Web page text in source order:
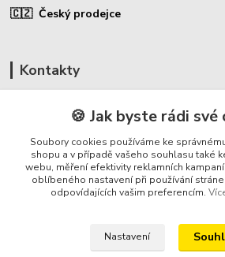
🇨🇿 Český prodejce
Kontakty
🛡️ Zákaznická podpora
📞 728 007 997
⏰ Po-Pá - 7:00 - 13:30
info@repulse.cz
🍪 Jak byste rádi své
Soubory cookies používáme ke
shopu a v případě vašeho souhlasu také
webu, měření efektivity reklamních
oblíbeného nastavení při používání
odpovídajících vašim preferencím.
Nastavení